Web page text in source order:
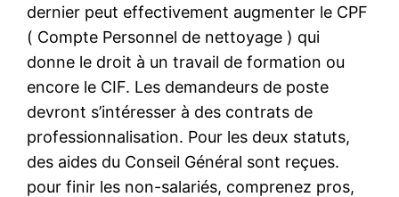
dernier peut effectivement augmenter le CPF
( Compte Personnel de nettoyage ) qui
donne le droit à un travail de formation ou
encore le CIF. Les demandeurs de poste
devront s’intéresser à des contrats de
professionnalisation. Pour les deux statuts,
des aides du Conseil Général sont reçues.
pour finir les non-salariés, comprenez pros,